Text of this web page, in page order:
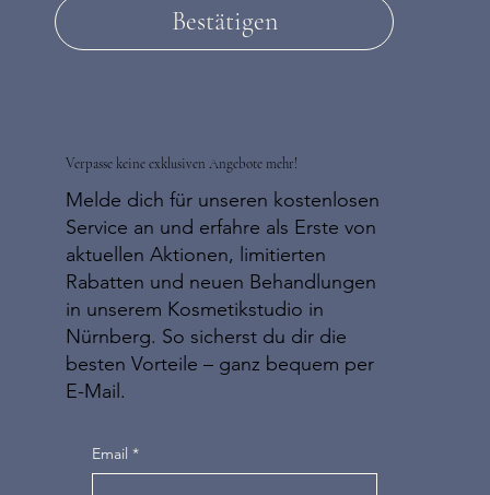
Bestätigen
Verpasse keine exklusiven Angebote mehr!
Melde dich für unseren kostenlosen
Service an und erfahre als Erste von
aktuellen Aktionen, limitierten
Rabatten und neuen Behandlungen
in unserem Kosmetikstudio in
Nürnberg. So sicherst du dir die
besten Vorteile – ganz bequem per
E-Mail.
Email *